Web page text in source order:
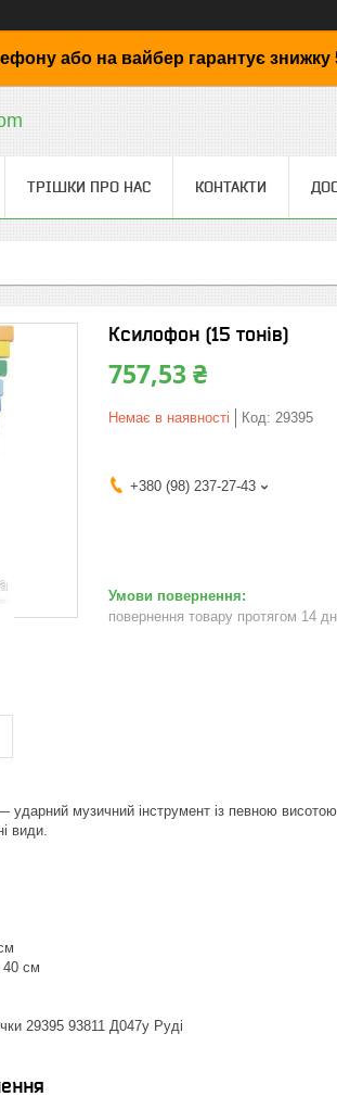
або на вайбер гарантує знижку
ТРІШКИ ПРО НАС КОНТАКТИ
Ксилофон (15 тонів)
757,53 ₴
Немає в наявності Код: 29395
+380 (98) 237-27-43
повернення товару протягом 14
музичний інструмент із певною
види.
40 см
29395 93811 Д047у Руді